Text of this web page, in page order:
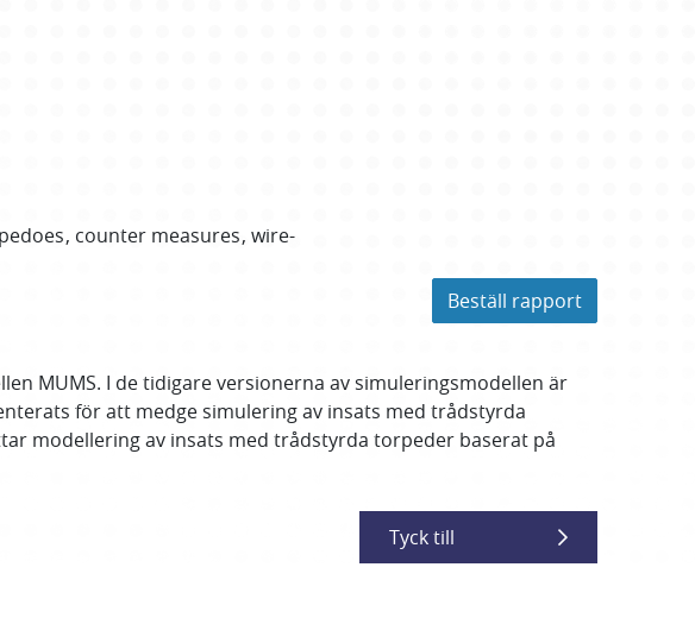
counter measures wire-
Beställ rapport
MUMS. I de tidigare versionerna av simuleringsmodellen är
för att medge simulering av insats med trådstyrda
modellering av insats med trådstyrda torpeder baserat på
Tyck till